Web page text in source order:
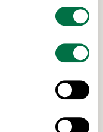
i Sverige –
arbetar inom